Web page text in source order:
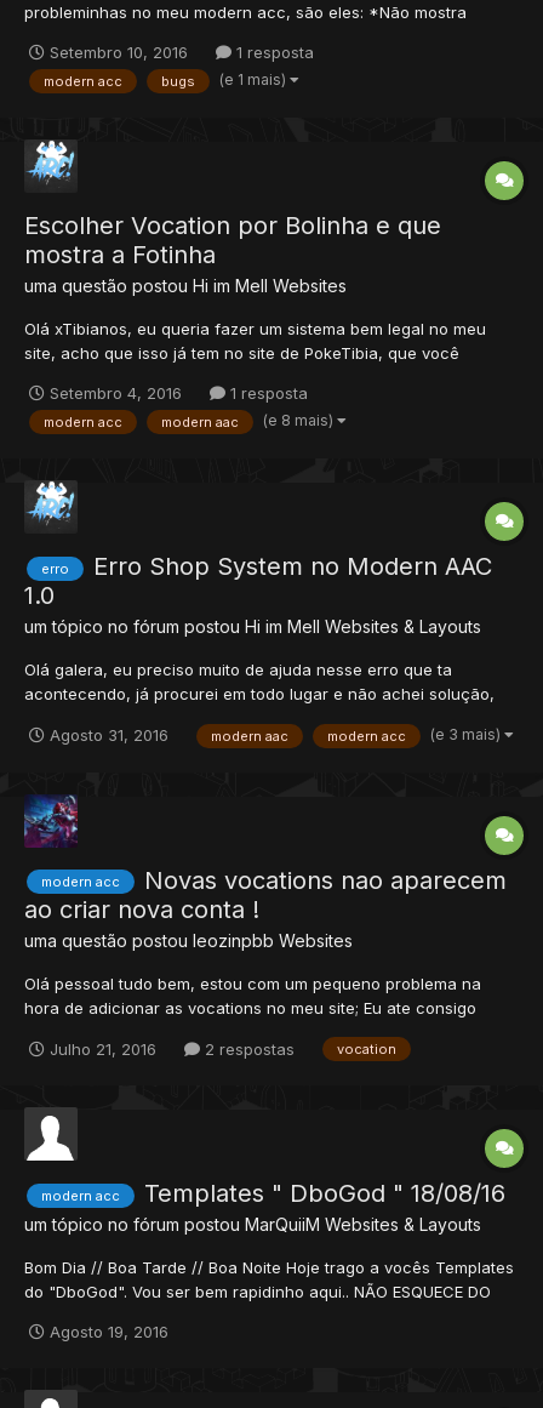
probleminhas no meu modern acc, são eles: *Não mostra
site ainda diz que ninguém morreu *Não dá para ver as contas
de [ADM]'s --> segue o erro: An Error Wa...
Setembro 10, 2016 1 resposta
modern acc bugs (e 1 mais)
Escolher Vocation por Bolinha e que
mostra a Fotinha
uma questão postou Hi im Mell Websites
Olá xTibianos, eu queria fazer um sistema bem legal no meu
site, acho que isso já tem no site de PokeTibia, que você
saber implementar isso em um site de Tibia normal, alguém
pode me ajudar? Eu uso o Modern AAC 1.0
Setembro 4, 2016 1 resposta
modern acc modern aac (e 8 mais)
erro
Erro Shop System no Modern AAC
1.0
um tópico no fórum postou Hi im Mell Websites & Layouts
Olá galera, eu preciso muito de ajuda nesse erro que ta
acontecendo, já procurei em todo lugar e não achei solução,
ajudar?
Agosto 31, 2016 modern aac modern acc (e 3 mais)
modern acc
Novas vocations nao aparecem
ao criar nova conta !
uma questão postou leozinpbb Websites
Olá pessoal tudo bem, estou com um pequeno problema na
hora de adicionar as vocations no meu site; Eu ate consigo
que elas aparecem normalmente, mais quando click em ''
mudaram (...
Julho 21, 2016 2 respostas vocation
modern acc Templates " DboGod " 18/08/16
um tópico no fórum postou MarQuiiM Websites & Layouts
Bom Dia // Boa Tarde // Boa Noite Hoje trago a vocês Templates
do "DboGod". Vou ser bem rapidinho aqui.. NÃO ESQUECE DO
Agosto 19, 2016